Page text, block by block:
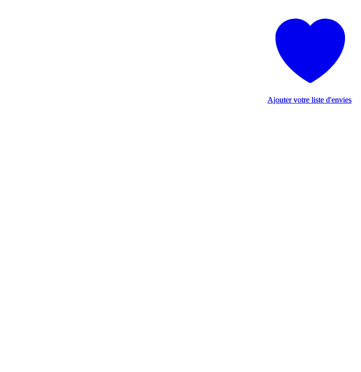
Ajouter votre liste d'envies
Ajouter votre liste d'envies